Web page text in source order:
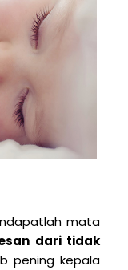
mata
dari tidak
pening kepala